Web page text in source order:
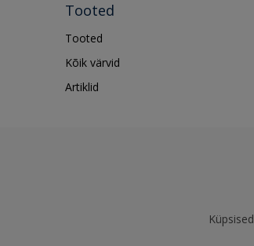
Tooted
Tooted
Kõik värvid
Artiklid
Küpsised